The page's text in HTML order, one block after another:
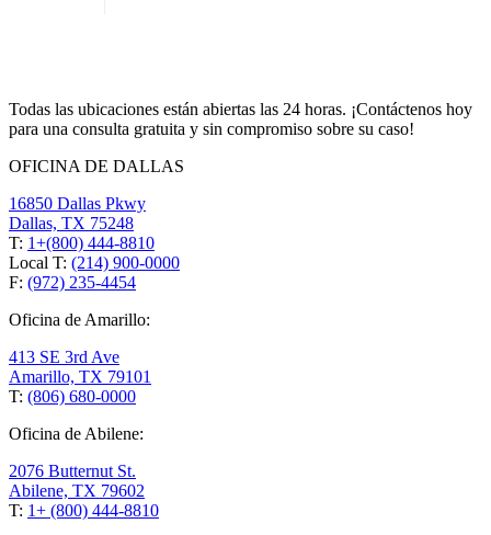
Todas las ubicaciones están abiertas las 24 horas. ¡Contáctenos hoy
para una consulta gratuita y sin compromiso sobre su caso!
OFICINA DE DALLAS
16850 Dallas Pkwy
Dallas, TX 75248
T: 1+(800) 444-8810
Local T: (214) 900-0000
F: (972) 235-4454
Oficina de Amarillo:
413 SE 3rd Ave
Amarillo, TX 79101
T: (806) 680-0000
Oficina de Abilene:
2076 Butternut St.
Abilene, TX 79602
T: 1+ (800) 444-8810